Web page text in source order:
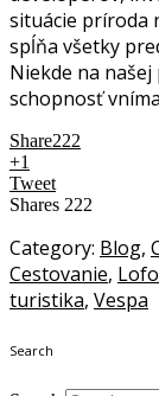
situácie príroda
spĺňa všetky
Niekde na
schopnosť
Share222
+1
Tweet
Shares 222
Category: Blog,
Cestovanie,
turistika, Vespa
Search